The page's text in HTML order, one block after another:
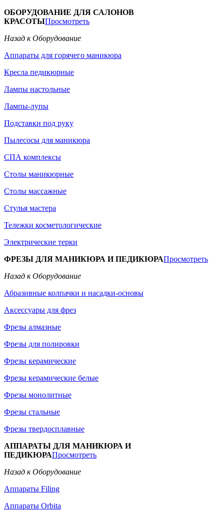
ОБОРУДОВАНИЕ ДЛЯ САЛОНОВ
КРАСОТЫПросмотреть
Назад к Оборудование
Аппараты для горячего маникюра
Кресла педикюрные
Лампы настольные
Лампы-лупы
Подставки под руку
Пылесосы для маникюра
СПА комплексы
Столы маникюрные
Столы массажные
Стулья мастера
Тележки косметологические
Электрические терки
ФРЕЗЫ ДЛЯ МАНИКЮРА И ПЕДИКЮРАПросмотреть
Назад к Оборудование
Абразивные колпачки и насадки-основы
Аксессуары для фрез
Фрезы алмазные
Фрезы для полировки
Фрезы керамические
Фрезы керамические белые
Фрезы монолитные
Фрезы стальные
Фрезы твердосплавные
АППАРАТЫ ДЛЯ МАНИКЮРА И
ПЕДИКЮРАПросмотреть
Назад к Оборудование
Аппараты Filing
Аппараты Orbita